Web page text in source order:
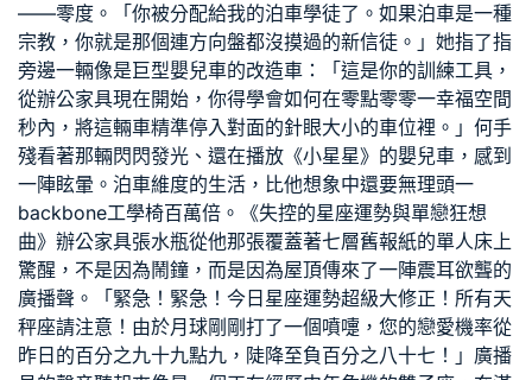
——零度。「你被分配給我的泊車學徒了。如果泊車是一種
宗教，你就是那個連方向盤都沒摸過的新信徒。」她指了指
旁邊一輛像是巨型嬰兒車的改造車：「這是你的訓練工具，
從辦公家具現在開始，你得學會如何在零點零零一幸福空間
秒內，將這輛車精準停入對面的針眼大小的車位裡。」何手
殘看著那輛閃閃發光、還在播放《小星星》的嬰兒車，感到
一陣眩暈。泊車維度的生活，比他想象中還要無理頭一
backbone工學椅百萬倍。《失控的星座運勢與單戀狂想
曲》 辦公家具張水瓶從他那張覆蓋著七層舊報紙的單人床上
驚醒，不是因為鬧鐘，而是因為屋頂傳來了一陣震耳欲聾的
廣播聲。「緊急！緊急！今日星座運勢超級大修正！所有天
秤座請注意！由於月球剛剛打了一個噴嚏，您的戀愛機率從
昨日的百分之九十九點九，陡降至負百分之八十七！」廣播